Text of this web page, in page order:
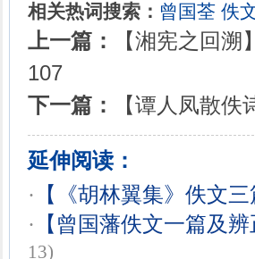
相关热词搜索： 曾国荃 佚
上一篇：
【湘宪之回
107
下一篇：
【谭人凤散
延伸阅读：
· 【《胡林翼集》佚文
· 【曾国藩佚文一篇及
13)